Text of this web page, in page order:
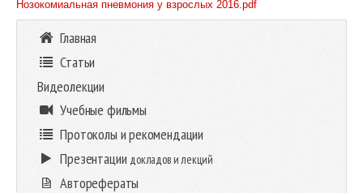
Нозокомиальная пневмония у взрослых 2016.pdf
Главная
Статьи
Видеолекции
Учебные фильмы
Протоколы и рекомендации
Презентации докладов и лекций
Авторефераты